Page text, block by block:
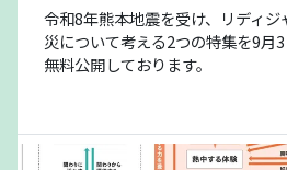
令和8年熊本地震を受け、リディ
災について考える2つの特集を9月
無料公開しております。